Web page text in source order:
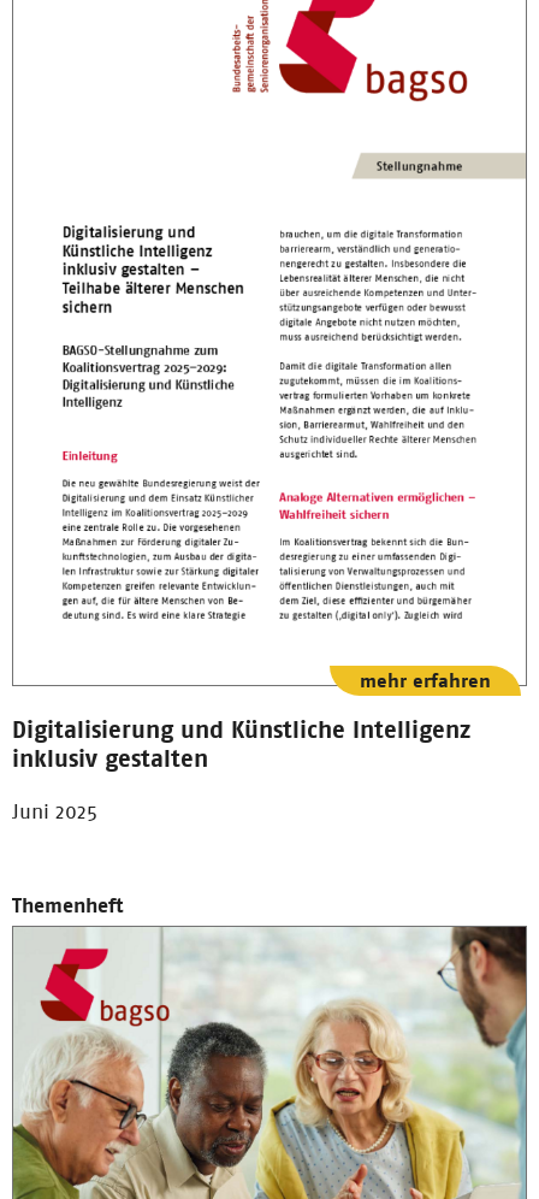
Digitalisierung und Künstliche Intelligenz
inklusiv gestalten
Juni 2025
mehr erfahren
Themenheft